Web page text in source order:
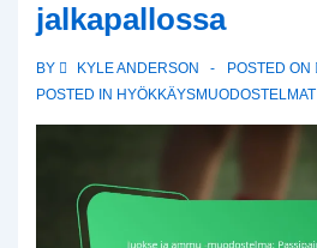
jalkapallossa
BY KYLE ANDERSON POSTED ON
POSTED IN HYÖKKÄYSMUODOSTELMAT